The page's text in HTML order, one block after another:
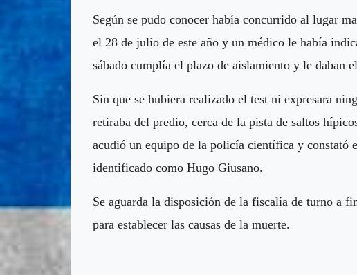
Según se pudo conocer había concurrido al lugar
el 28 de julio de este año y un médico le había
sábado cumplía el plazo de aislamiento y le daban
Sin que se hubiera realizado el test ni expresara
retiraba del predio, cerca de la pista de saltos
acudió un equipo de la policía científica y constató
identificado como Hugo Giusano.
Se aguarda la disposición de la fiscalía de turno a
para establecer las causas de la muerte.